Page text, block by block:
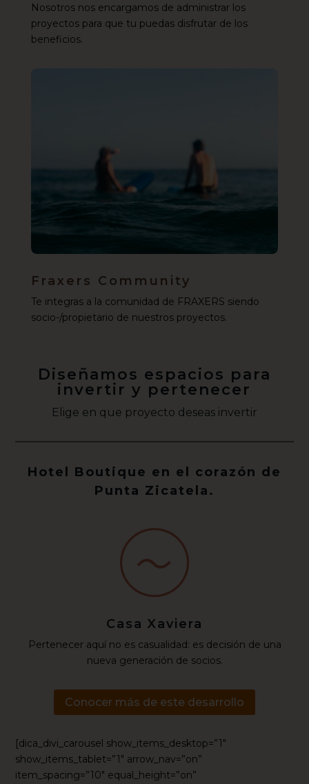
Nosotros nos encargamos de administrar los
proyectos para que tu puedas disfrutar de los
beneficios.
Fraxers Community
Te integras a la comunidad de FRAXERS siendo
socio-/propietario de nuestros proyectos.
Diseñamos espacios para
invertir y pertenecer
Elige en que proyecto deseas invertir
Hotel Boutique en el corazón de
Punta Zicatela.
Casa Xaviera
Pertenecer aquí no es casualidad: es decisión de una
nueva generación de socios.
Conocer más de este desarrollo
[dica_divi_carousel show_items_desktop=”1″
show_items_tablet=”1″ arrow_nav=”on”
item_spacing=”10″ equal_height=”on”